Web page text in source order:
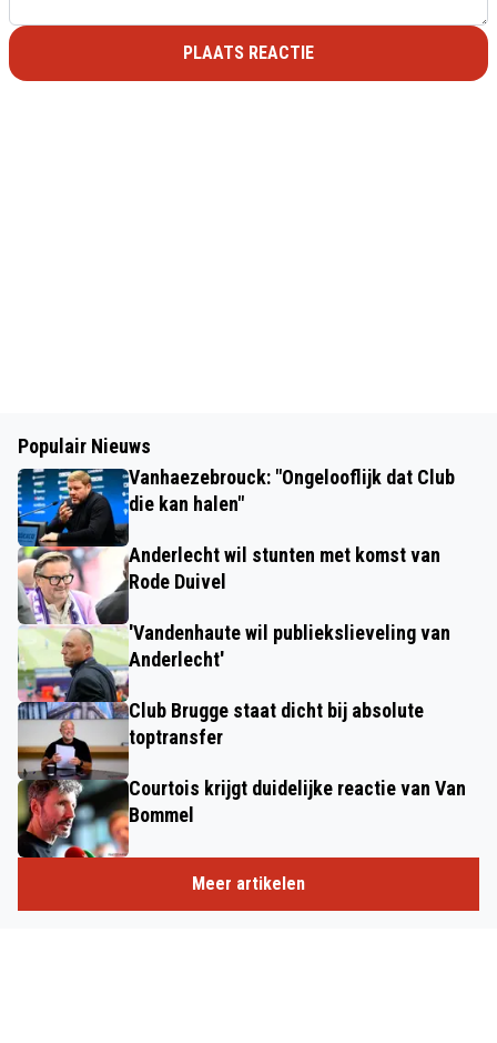
PLAATS REACTIE
Populair Nieuws
Vanhaezebrouck: "Ongelooflijk dat Club
die kan halen"
Anderlecht wil stunten met komst van
Rode Duivel
'Vandenhaute wil publiekslieveling van
Anderlecht'
Club Brugge staat dicht bij absolute
toptransfer
Courtois krijgt duidelijke reactie van Van
Bommel
Meer artikelen